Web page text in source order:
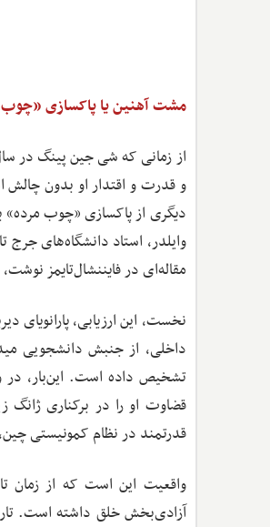
مشت آهنین یا پاکسازی
و قدرت و اقتدار او بدون چالش
دیگری از پاکسازی «چوب مرده»
مقاله‌ای در فایننشال‌تایمز
نخست، این ارزیابی،
تشخیص داده است. این‌بار، در
قضاوت او را در برکناری ژانگ
قدرتمند در نظام کمونیستی
آزادی‌بخش خلق داشته است.